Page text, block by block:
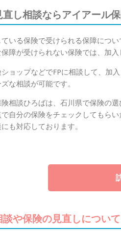
直し相談ならアイアール
いる保険で受けられる保障につ
障が受けられない保険では、加入
ョップなどでFPに相談して、加
な相談が可能です。
相談ひろばは、石川県で保険の
自分の保険をチェックしてもら
も対応しております。
談や保険の見直しについて